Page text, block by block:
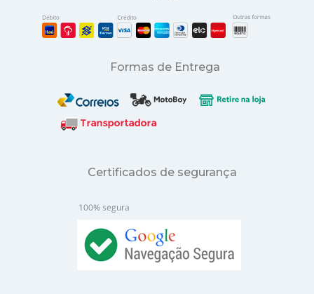
Formas de Entrega
Certificados de segurança